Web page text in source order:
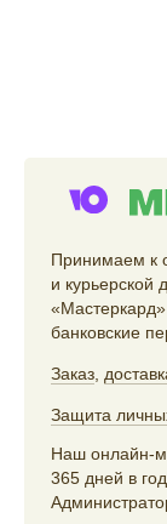
Принимаем к
и курьерской
банковские
Заказ
Защита
Наш онлайн-
365 дней в